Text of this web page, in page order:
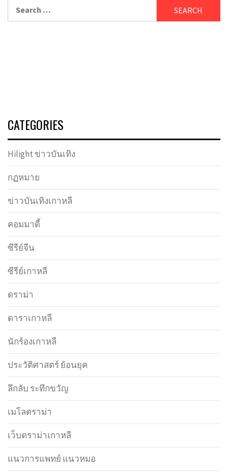
CATEGORIES
Hilight ข่าวบันเทิง
กฏหมาย
ข่าวบันเทิงเกาหลี
คอมมาดี้
ซีรีย์จีน
ซีรีย์เกาหลี
ดราม่า
ดาราเกาหลี
นักร้องเกาหลี
ประวัติศาสตร์ ย้อนยุค
ลึกลับ ระทึกขวัญ
เมโลดราม่า
เว็บดราม่าเกาหลี
แนวการแพทย์ แนวหมอ